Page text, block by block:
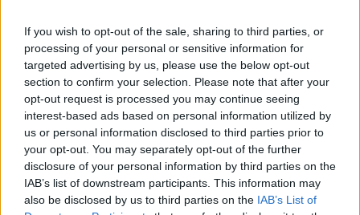
If you wish to opt-out of the sale, sharing to third parties, or
processing of your personal or sensitive information for
targeted advertising by us, please use the below opt-out
section to confirm your selection. Please note that after your
opt-out request is processed you may continue seeing
interest-based ads based on personal information utilized by
us or personal information disclosed to third parties prior to
your opt-out. You may separately opt-out of the further
disclosure of your personal information by third parties on the
IAB’s list of downstream participants. This information may
also be disclosed by us to third parties on the IAB’s List of
Vitor Mendes
Related Posts